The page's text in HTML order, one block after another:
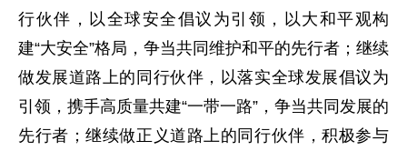
行伙伴，以全球安全倡议为引领，以大和平观构
建“大安全”格局，争当共同维护和平的先行者；继续
做发展道路上的同行伙伴，以落实全球发展倡议为
引领，携手高质量共建“一带一路”，争当共同发展的
先行者；继续做正义道路上的同行伙伴，积极参与